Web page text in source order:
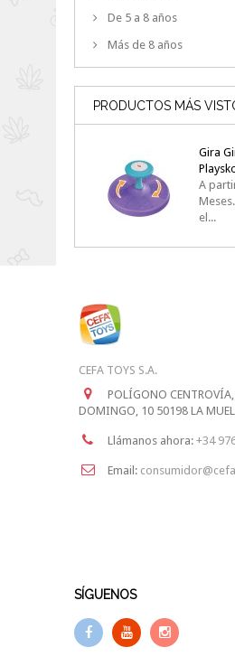
De 5 a 8 años
Más de 8 años
PRODUCTOS MÁS
Gira
A
el...
CEFA TOYS S.A.
POLÍGONO
DOMINGO, 10 50198 LA
Llámanos ahora: +34
Email:
SÍGUENOS